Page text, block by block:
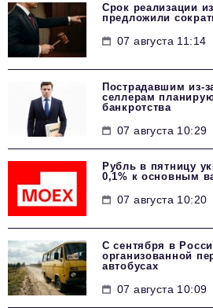
Срок реализации
предложили
07 августа 11:14
Пострадавшим из-
селлерам
банкротства
07 августа 10:29
Рубль в пятницу
0,1% к основным
07 августа 10:20
С сентября в
организованной
автобусах
07 августа 10:09